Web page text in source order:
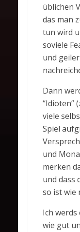
üblichen
das man
tun wird
soviele
und
Dann
“Idioten”
viele
Spiel
und
merken
und dass
so ist wie
Ich werds
wie gut